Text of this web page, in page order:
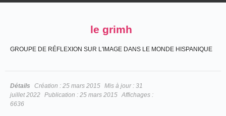
le grimh
GROUPE DE RÉFLEXION SUR L'IMAGE DANS LE MONDE HISPANIQUE
Détails Création : 25 mars 2015 Mis à jour : 31
juillet 2022 Publication : 25 mars 2015 Affichages :
6636